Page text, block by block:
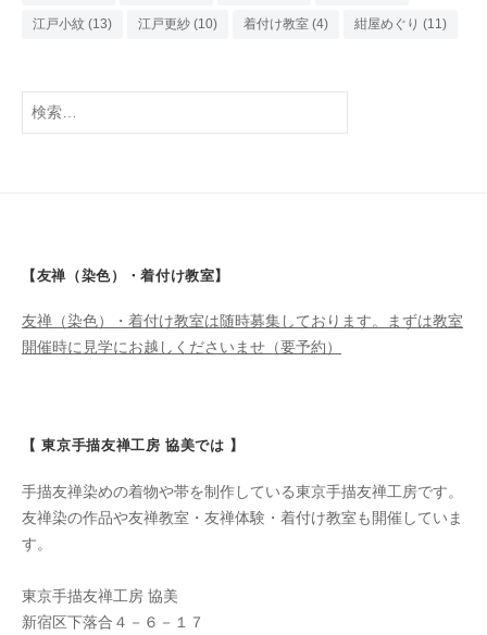
江戸小紋 (13) 江戸更紗 (10) 着付け教室 (4) 紺屋めぐり (11)
検
【友禅（染色）・着付け教室】
友禅（染色）・着付け教室は随時募集しております。まずは教室
開催時に見学にお越しくださいませ（要予約）
【 東京手描友禅工房 協美では 】
手描友禅染めの着物や帯を制作している東京手描友禅工房です。
友禅染の作品や友禅教室・友禅体験・着付け教室も開催していま
す。
東京手描友禅工房 協美
新宿区下落合４－６－１７